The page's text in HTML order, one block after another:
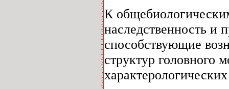
К
наследственность и
способствующие
структур головного